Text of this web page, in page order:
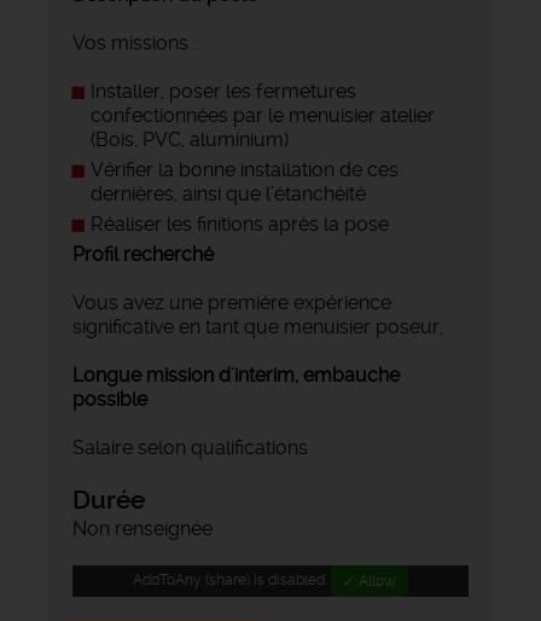
Vos missions :
Installer, poser les fermetures
confectionnées par le menuisier atelier
(Bois, PVC, aluminium)
Vérifier la bonne installation de ces
dernières, ainsi que l’étanchéité
Réaliser les finitions après la pose
Profil recherché
Vous avez une première expérience
significative en tant que menuisier poseur,
Longue mission d'interim, embauche
possible
Salaire selon qualifications
Durée
Non renseignée
AddToAny (share) is disabled. ✓ Allow